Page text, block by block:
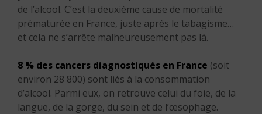
de l’alcool. C’est la deuxième cause de mortalité
prématurée en France, juste après le tabagisme…
et cela ne s’arrête malheureusement pas là.
8 % des cancers diagnostiqués en France (soit
environ 28 800) sont liés à la consommation
d’alcool. Parmi eux, on retrouve celui du foie, de la
langue, de la gorge, du sein et de l’œsophage.